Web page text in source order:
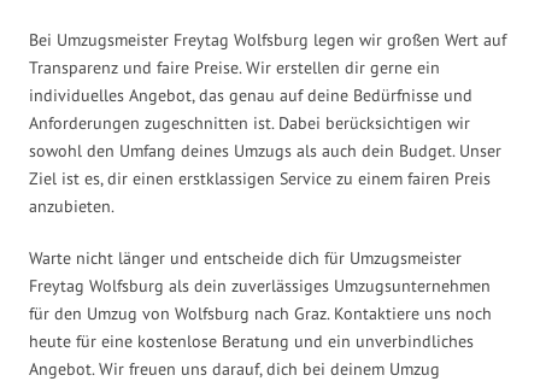
Bei Umzugsmeister Freytag Wolfsburg legen wir großen Wert auf
Transparenz und faire Preise. Wir erstellen dir gerne ein
individuelles Angebot, das genau auf deine Bedürfnisse und
Anforderungen zugeschnitten ist. Dabei berücksichtigen wir
sowohl den Umfang deines Umzugs als auch dein Budget. Unser
Ziel ist es, dir einen erstklassigen Service zu einem fairen Preis
anzubieten.
Warte nicht länger und entscheide dich für Umzugsmeister
Freytag Wolfsburg als dein zuverlässiges Umzugsunternehmen
für den Umzug von Wolfsburg nach Graz. Kontaktiere uns noch
heute für eine kostenlose Beratung und ein unverbindliches
Angebot. Wir freuen uns darauf, dich bei deinem Umzug